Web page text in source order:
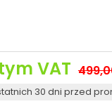
VAT
30 dni przed